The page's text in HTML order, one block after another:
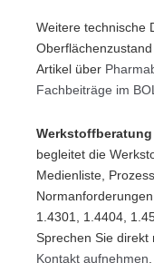
Weitere technische
Artikel über
Fachbeiträge im
begleitet die
Medienliste,
1.4301, 1.4404,
Sprechen Sie direkt
Kontakt aufnehmen